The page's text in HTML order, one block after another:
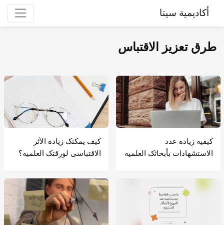
أكاديمية سيتا
طرق تعزیز الاقتباس
کیفیه زیاده عدد
الاستشهادات بأبحاثک العلمیه
کیف یمکنک زیاده الأثر
الاقتباسی لورقتک العلمیه؟